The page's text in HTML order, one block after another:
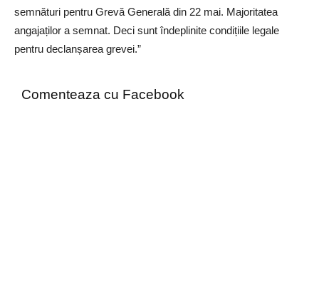
semnături pentru Grevă Generală din 22 mai. Majoritatea
angajaților a semnat. Deci sunt îndeplinite condițiile legale
pentru declanșarea grevei.”
Comenteaza cu Facebook